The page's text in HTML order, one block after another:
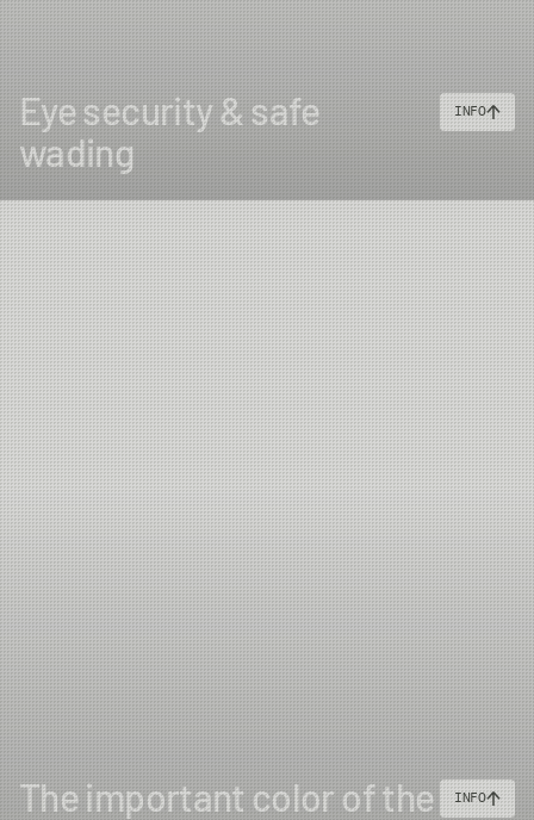
Eye security & safe
wading
INFO
The important color of the
INFO